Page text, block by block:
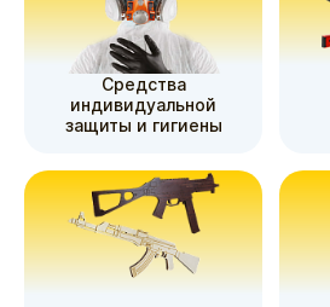
Средства
индивидуальной
защиты и гигиены